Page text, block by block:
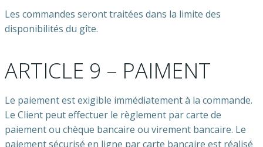
Les commandes seront traitées dans la limite des
disponibilités du gîte.
ARTICLE 9 – PAIMENT
Le paiement est exigible immédiatement à la commande.
Le Client peut effectuer le règlement par carte de
paiement ou chèque bancaire ou virement bancaire. Le
paiement sécurisé en ligne par carte bancaire est réalisé